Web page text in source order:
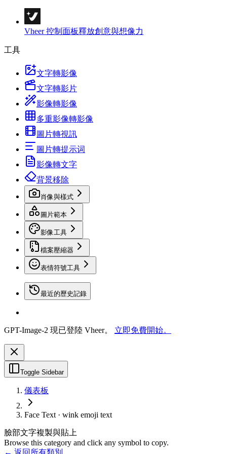
Vheer 控制面板釋放創意與想像力
工具
文字轉影像
文字轉影片
影像轉影像
多重影像轉影像
圖片轉視訊
圖片轉提示词
影像轉文字
背景移除
肖像與樣式
圖片範本
影像工具
檔案壓縮器
表情符號工具
最近的歷史記錄
GPT-Image-2 現已登陸 Vheer。 立即免費開始。
Toggle Sidebar
儀表板
Face Text · wink emoji text
臉部文字複製與貼上
Browse this category and click any symbol to copy.
← 返回所有類別